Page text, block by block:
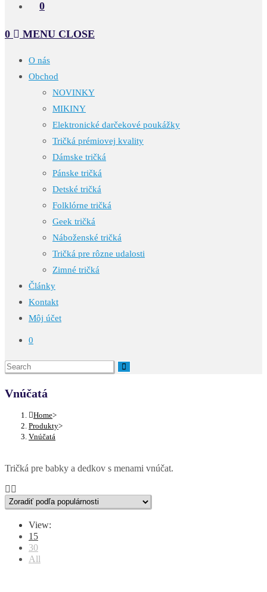
0
0 MENU CLOSE
O nás
Obchod
NOVINKY
MIKINY
Elektronické darčekové poukážky
Tričká prémiovej kvality
Dámske tričká
Pánske tričká
Detské tričká
Folklórne tričká
Geek tričká
Náboženské tričká
Tričká pre rôzne udalosti
Zimné tričká
Články
Kontakt
Môj účet
0
Vnúčatá
Home>
Produkty>
Vnúčatá
Tričká pre babky a dedkov s menami vnúčat.
View:
15
30
All